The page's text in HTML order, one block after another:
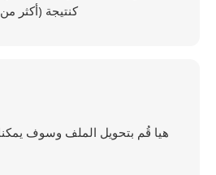
كنتيجة (أكثر من 200 صيغة مدعومة)
هيا قُم بتحويل الملف وسوف